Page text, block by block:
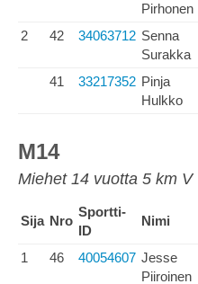
Pirhonen
2 42 34063712 Senna
Surakka
41 33217352 Pinja
Hulkko
M14
Miehet 14 vuotta 5 km V
Sija Nro
Sportti-
ID
Nimi
1 46 40054607 Jesse
Piiroinen